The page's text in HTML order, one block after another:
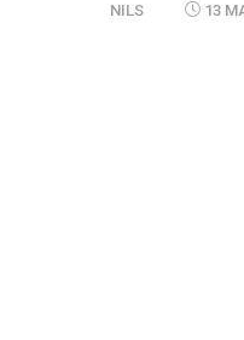
NILS 13